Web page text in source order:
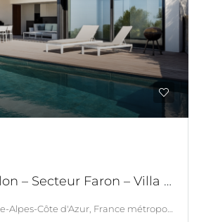
A vendre : Toulon – Secteur Faron – Villa contemporaine avec vue mer et piscine – 4 chambres – Garage